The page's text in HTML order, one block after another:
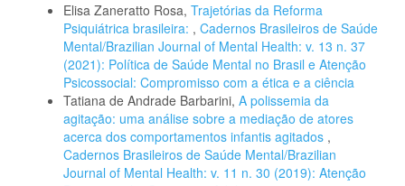
Elisa Zaneratto Rosa, Trajetórias da Reforma
Psiquiátrica brasileira: , Cadernos Brasileiros de Saúde
Mental/Brazilian Journal of Mental Health: v. 13 n. 37
(2021): Política de Saúde Mental no Brasil e Atenção
Psicossocial: Compromisso com a ética e a ciência
Tatiana de Andrade Barbarini, A polissemia da
agitação: uma análise sobre a mediação de atores
acerca dos comportamentos infantis agitados ,
Cadernos Brasileiros de Saúde Mental/Brazilian
Journal of Mental Health: v. 11 n. 30 (2019): Atenção